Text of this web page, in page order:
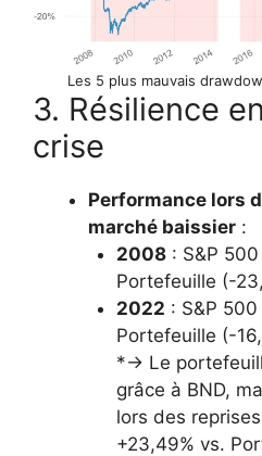
Les 5 plus mauvais
3. Résilience
crise
Performance lors
marché baissier :
2008: S&P 500
Portefeuille (-
2022 : S&P
Portefeuille (-
*→ Le
grâce à BND,
lors des
+23,49% vs.